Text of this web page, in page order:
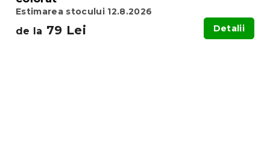
Estimarea stocului 12.8.2026
de la 79 Lei Detalii